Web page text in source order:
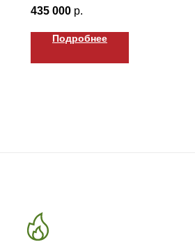
435 000 р.
Подробнее